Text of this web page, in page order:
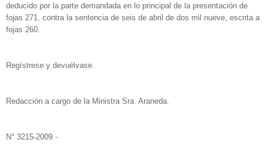
deducido por la parte demandada en lo principal de la presentación de
fojas 271, contra la sentencia de seis de abril de dos mil nueve, escrita a
fojas 260.
Regístrese y devuélvase.
Redacción a cargo de la Ministra Sra. Araneda.
N° 3215-2009.-